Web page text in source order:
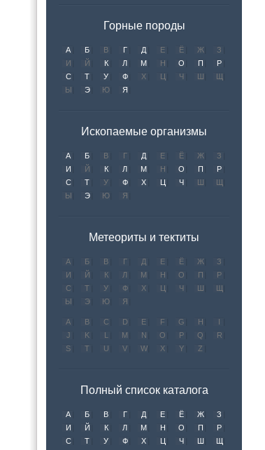
Горные породы
А Б В Г Д Е Ё Ж
З
И
Й К Л М Н О П
Р
С
Т У Ф Х Ц Ч Ш
Щ
Ы
Э Ю Я
Ископаемые организмы
А Б В Г Д Е Ё Ж
З
И
Й К Л М Н О П
Р
С
Т У Ф Х Ц Ч Ш
Щ
Ы
Э Ю Я
Метеориты и тектиты
А Б В Г Д Е Ё Ж
З
И
Й К Л М Н О П
Р
С
Т У Ф Х Ц Ч Ш
Щ
Ы
Э Ю Я
A B C D E F G H
I
J
K L M N O P Q
R
S
T U V W X Y Z
Полный список каталога
А Б В Г Д Е Ё Ж
З
И
Й К Л М Н О П
Р
С
Т У Ф Х Ц Ч Ш Щ